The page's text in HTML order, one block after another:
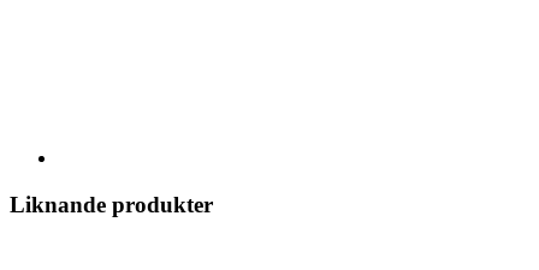
Liknande produkter